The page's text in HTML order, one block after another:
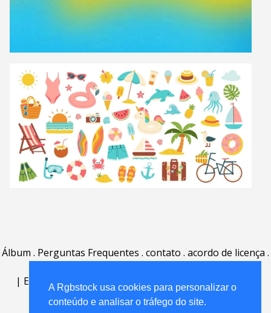
A Rgbstock usa cookies para personalizar o
conteúdo e analisar o tráfego do site.
Álbum . Perguntas Frequentes . contato . acordo de licença .
| English | Deutsch Español Português
Nederlands|